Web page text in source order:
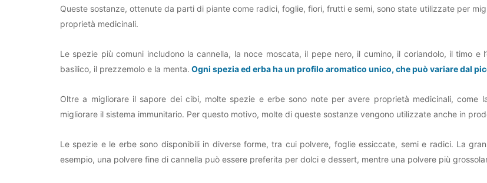
Queste sostanze, ottenute da parti di piante come radici, foglie, fiori, frutti e semi, sono state utilizzate per
proprietà medicinali.
Le spezie più comuni includono la cannella, la noce moscata, il pepe nero, il cumino, il coriandolo, il timo e
basilico, il prezzemolo e la menta. Ogni spezia ed erba ha un profilo aromatico unico, che può variare dal
Oltre a migliorare il sapore dei cibi, molte spezie e erbe sono note per avere proprietà medicinali, come
migliorare il sistema immunitario. Per questo motivo, molte di queste sostanze vengono utilizzate anche in
Le spezie e le erbe sono disponibili in diverse forme, tra cui polvere, foglie essiccate, semi e radici. La
esempio, una polvere fine di cannella può essere preferita per dolci e dessert, mentre una polvere più